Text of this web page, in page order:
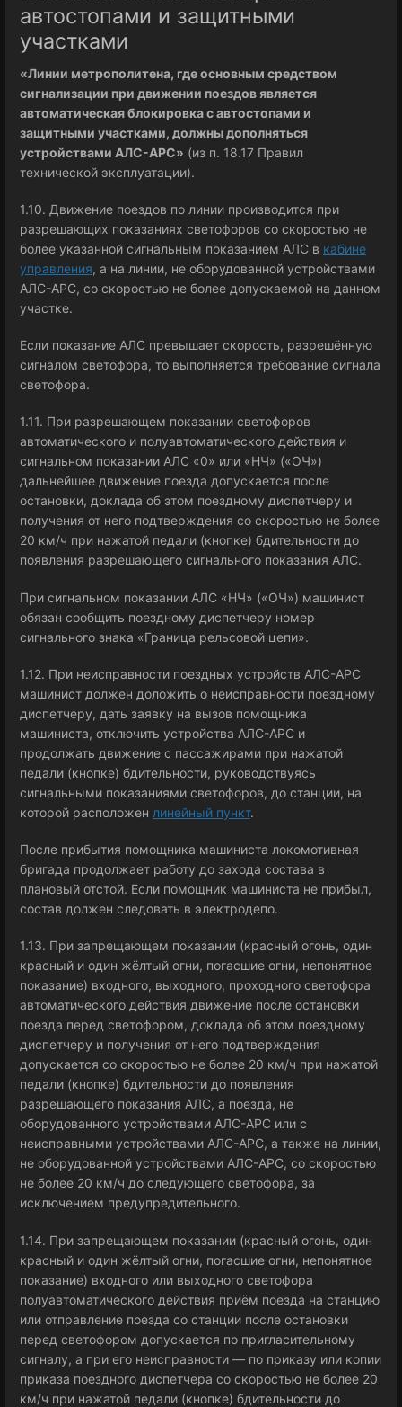
автостопами и защитными
участками
«Линии метрополитена, где основным средством
сигнализации при движении поездов является
автоматическая блокировка с автостопами и
защитными участками, должны дополняться
устройствами АЛС-АРС» (из п. 18.17 Правил
технической эксплуатации).
1.10. Движение поездов по линии производится при
разрешающих показаниях светофоров со скоростью не
более указанной сигнальным показанием АЛС в кабине
управления, а на линии, не оборудованной устройствами
АЛС-АРС, со скоростью не более допускаемой на данном
участке.
Если показание АЛС превышает скорость, разрешённую
сигналом светофора, то выполняется требование сигнала
светофора.
1.11. При разрешающем показании светофоров
автоматического и полуавтоматического действия и
сигнальном показании АЛС «0» или «НЧ» («ОЧ»)
дальнейшее движение поезда допускается после
остановки, доклада об этом поездному диспетчеру и
получения от него подтверждения со скоростью не более
20 км/ч при нажатой педали (кнопке) бдительности до
появления разрешающего сигнального показания АЛС.
При сигнальном показании АЛС «НЧ» («ОЧ») машинист
обязан сообщить поездному диспетчеру номер
сигнального знака «Граница рельсовой цепи».
1.12. При неисправности поездных устройств АЛС-АРС
машинист должен доложить о неисправности поездному
диспетчеру, дать заявку на вызов помощника
машиниста, отключить устройства АЛС-АРС и
продолжать движение с пассажирами при нажатой
педали (кнопке) бдительности, руководствуясь
сигнальными показаниями светофоров, до станции, на
которой расположен линейный пункт.
После прибытия помощника машиниста локомотивная
бригада продолжает работу до захода состава в
плановый отстой. Если помощник машиниста не прибыл,
состав должен следовать в электродепо.
1.13. При запрещающем показании (красный огонь, один
красный и один жёлтый огни, погасшие огни, непонятное
показание) входного, выходного, проходного светофора
автоматического действия движение после остановки
поезда перед светофором, доклада об этом поездному
диспетчеру и получения от него подтверждения
допускается со скоростью не более 20 км/ч при нажатой
педали (кнопке) бдительности до появления
разрешающего показания АЛС, а поезда, не
оборудованного устройствами АЛС-АРС или с
неисправными устройствами АЛС-АРС, а также на линии,
не оборудованной устройствами АЛС-АРС, со скоростью
не более 20 км/ч до следующего светофора, за
исключением предупредительного.
1.14. При запрещающем показании (красный огонь, один
красный и один жёлтый огни, погасшие огни, непонятное
показание) входного или выходного светофора
полуавтоматического действия приём поезда на станцию
или отправление поезда со станции после остановки
перед светофором допускается по пригласительному
сигналу, а при его неисправности — по приказу или копии
приказа поездного диспетчера со скоростью не более 20
км/ч при нажатой педали (кнопке) бдительности до